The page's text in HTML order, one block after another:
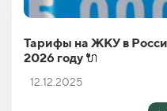
Тарифы на ЖКУ в
2026 году 🔌
12.12.2025